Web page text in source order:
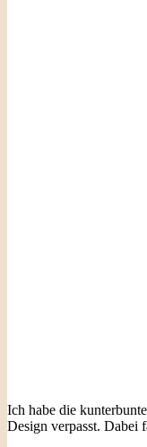
Ich habe die
Design verpasst. Dabei